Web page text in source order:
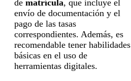
de matrícula, que incluye el
envío de documentación y el
pago de las tasas
correspondientes. Además, es
recomendable tener habilidades
básicas en el uso de
herramientas digitales.